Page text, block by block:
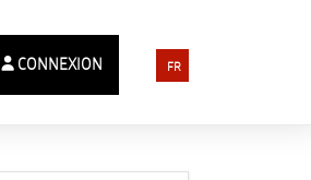
CONNEXION FR